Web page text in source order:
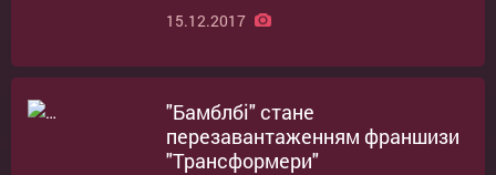
15.12.2017
"Бамблбі" стане
перезавантаженням франшизи
"Трансформери"